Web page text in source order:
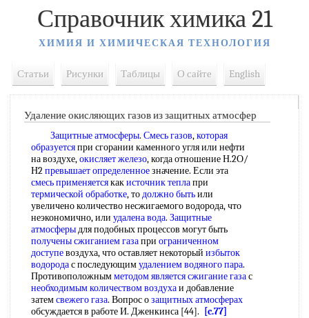
Справочник химика 21
ХИМИЯ И ХИМИЧЕСКАЯ ТЕХНОЛОГИЯ
Статьи Рисунки Таблицы О сайте English
Удаление окисляющих газов из защитных атмосфер
Защитные атмосферы. Смесь газов,которая
образуетсяпри сгорании каменного угля или нефти
на воздухе,окисляет железо, когда отношение Н.2О/
Н2превышает определенноезначение. Если эта
смесь применяетсякакисточник теплапри
термической обработке, тодолжно бытьили
увеличено количество несжигаемого водорода, что
неэкономично, или удалена вода. Защитные
атмосферыдля подобных процессов могут быть
получены сжиганием газапри ограниченном
доступевоздуха, что оставляет некоторый избыток
водородас последующимудалением водяного пара.
Противоположнымметодом являетсясжигание газас
необходимым количеством воздухаи добавление
затемсвежего газа. Вопрос озащитных атмосферах
обсуждается в работе И. Дженкинса [44].
[c.77]